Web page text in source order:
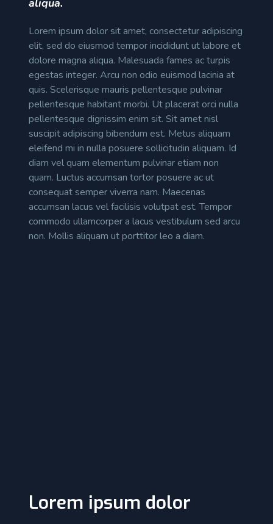
aliqua.
Lorem ipsum dolor sit amet, consectetur adipiscing
elit, sed do eiusmod tempor incididunt ut labore et
dolore magna aliqua. Malesuada fames ac turpis
egestas integer. Arcu non odio euismod lacinia at
quis. Scelerisque mauris pellentesque pulvinar
pellentesque habitant morbi. Ut placerat orci nulla
pellentesque dignissim enim sit. Sit amet nisl
suscipit adipiscing bibendum est. Metus aliquam
eleifend mi in nulla posuere sollicitudin aliquam. Id
diam vel quam elementum pulvinar etiam non
quam. Luctus accumsan tortor posuere ac ut
consequat semper viverra nam. Maecenas
accumsan lacus vel facilisis volutpat est. Tempor
commodo ullamcorper a lacus vestibulum sed arcu
non. Mollis aliquam ut porttitor leo a diam.
Lorem ipsum dolor